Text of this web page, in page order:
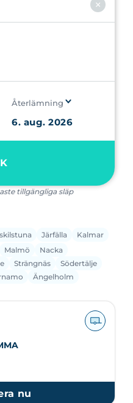
Återlämning
tillgängliga släp
Järfälla
Kalmar
Malmö
Nacka
Strängnäs
Södertälje
Ängelholm
nu